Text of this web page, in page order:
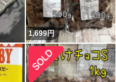
1,699円